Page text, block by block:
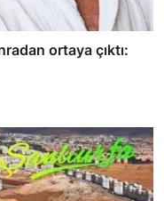
ortaya çıktı: